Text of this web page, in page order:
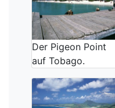
Der Pigeon Point
auf Tobago.